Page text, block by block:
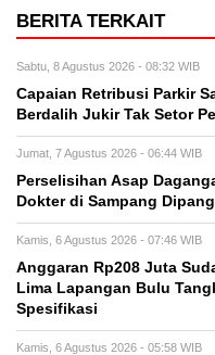
BERITA TERKAIT
Sabtu, 8 Agustus 2026 - 08:32 WIB
Capaian Retribusi Parkir
Berdalih Jukir Tak Setor
Jumat, 7 Agustus 2026 - 06:44 WIB
Perselisihan Asap
Dokter di Sampang
Kamis, 6 Agustus 2026 - 07:46 WIB
Anggaran Rp208 Juta
Lima Lapangan Bulu
Spesifikasi
Kamis, 6 Agustus 2026 - 05:58 WIB